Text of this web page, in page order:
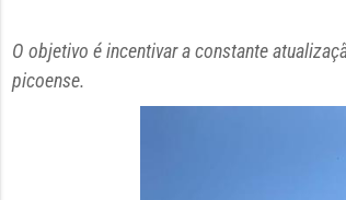
O objetivo é incentivar a constante
picoense.